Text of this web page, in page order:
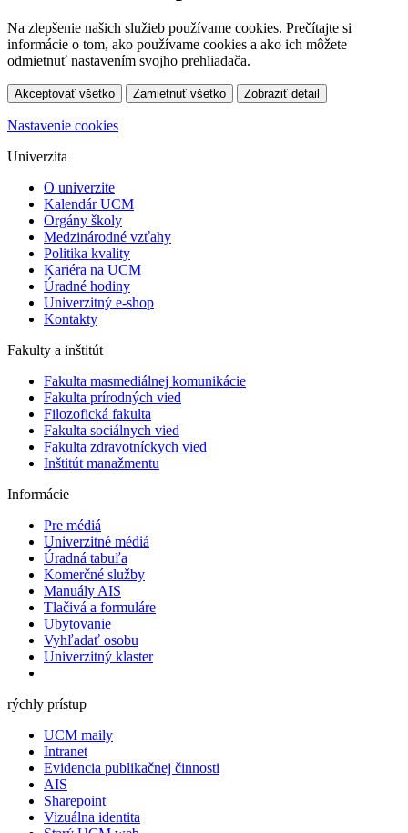
Na zlepšenie našich služieb používame cookies. Prečítajte si
informácie o tom, ako používame cookies a ako ich môžete
odmietnuť nastavením svojho prehliadača.
Akceptovať všetko Zamietnuť všetko Zobraziť detail
Nastavenie cookies
Univerzita
O univerzite
Kalendár UCM
Orgány školy
Medzinárodné vzťahy
Politika kvality
Kariéra na UCM
Úradné hodiny
Univerzitný e-shop
Kontakty
Fakulty a inštitút
Fakulta masmediálnej komunikácie
Fakulta prírodných vied
Filozofická fakulta
Fakulta ​sociálnych vied
Fakulta zdravotníckych vied
Inštitút manažmentu
Informácie
Pre médiá
Univerzitné médiá
Úradná tabuľa
Komerčné služby
Manuály AIS
Tlačivá a formuláre
Ubytovanie
Vyhľadať osobu
Univerzitný klaster
rýchly prístup
UCM maily
Intranet
Evidencia publikačnej činnosti
AIS
Sharepoint
Vizuálna identita